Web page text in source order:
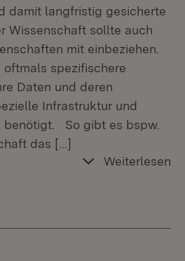
damit langfristig gesicherte
Wissenschaft sollte auch
mit einbeziehen.
oftmals spezifischere
Daten und deren
Infrastruktur und
benötigt. So gibt es bspw.
das […]
Weiterlesen